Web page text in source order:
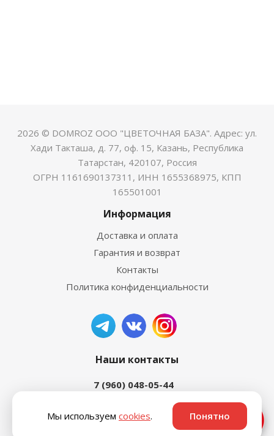
2026 © DOMROZ ООО "ЦВЕТОЧНАЯ БАЗА". Адрес: ул.
Хади Такташа, д. 77, оф. 15, Казань, Республика
Татарстан, 420107, Россия
ОГРН 1161690137311, ИНН 1655368975, КПП
165501001
Информация
Доставка и оплата
Гарантия и возврат
Контакты
Политика конфиденциальности
Наши контакты
7 (960) 048-05-44
Ответим быстро ⚡
Мы используем cookies. Понятно